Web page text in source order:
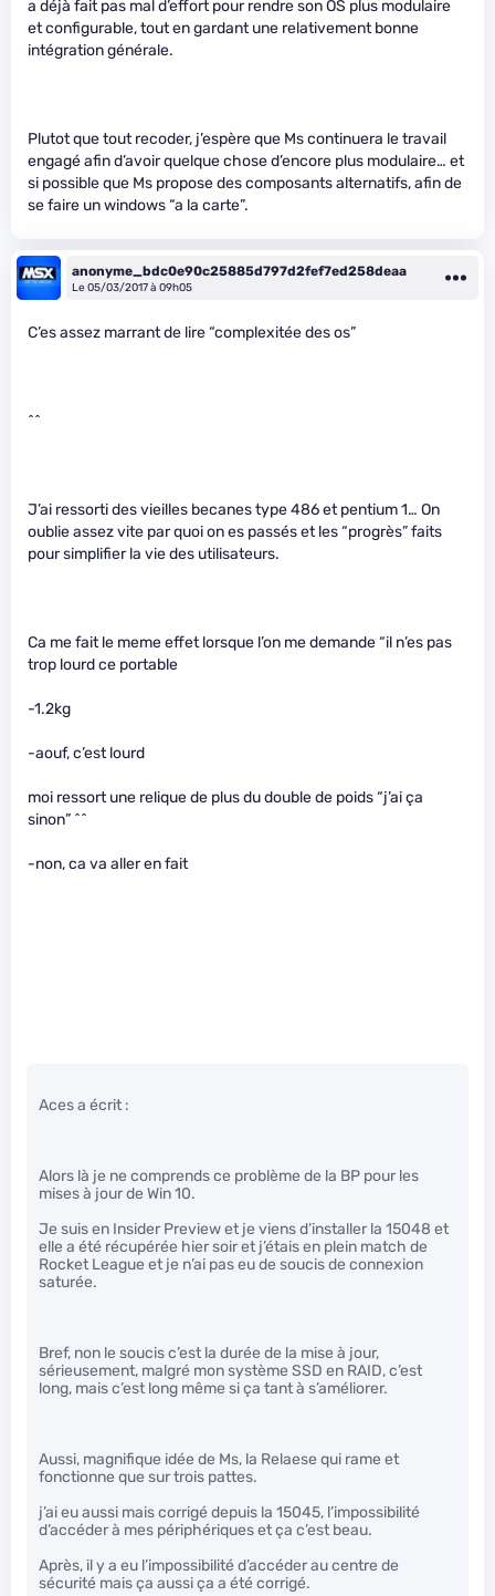
a déjà fait pas mal d’effort pour rendre son OS plus modulaire
et configurable, tout en gardant une relativement bonne
intégration générale.
Plutot que tout recoder, j’espère que Ms continuera le travail
engagé afin d’avoir quelque chose d’encore plus modulaire… et
si possible que Ms propose des composants alternatifs, afin de
se faire un windows “a la carte”.
anonyme_bdc0e90c25885d797d2fef7ed258deaa
Le 05/03/2017 à 09h05
C’es assez marrant de lire “complexitée des os”
^^
J’ai ressorti des vieilles becanes type 486 et pentium 1… On
oublie assez vite par quoi on es passés et les “progrès” faits
pour simplifier la vie des utilisateurs.
Ca me fait le meme effet lorsque l’on me demande “il n’es pas
trop lourd ce portable
-1.2kg
-aouf, c’est lourd
moi ressort une relique de plus du double de poids “j’ai ça
sinon” ^^
-non, ca va aller en fait
Aces a écrit :
Alors là je ne comprends ce problème de la BP pour les
mises à jour de Win 10.
Je suis en Insider Preview et je viens d’installer la 15048 et
elle a été récupérée hier soir et j’étais en plein match de
Rocket League et je n’ai pas eu de soucis de connexion
saturée.
Bref, non le soucis c’est la durée de la mise à jour,
sérieusement, malgré mon système SSD en RAID, c’est
long, mais c’est long même si ça tant à s’améliorer.
Aussi, magnifique idée de Ms, la Relaese qui rame et
fonctionne que sur trois pattes.
j’ai eu aussi mais corrigé depuis la 15045, l’impossibilité
d’accéder à mes périphériques et ça c’est beau.
Après, il y a eu l’impossibilité d’accéder au centre de
sécurité mais ça aussi ça a été corrigé.